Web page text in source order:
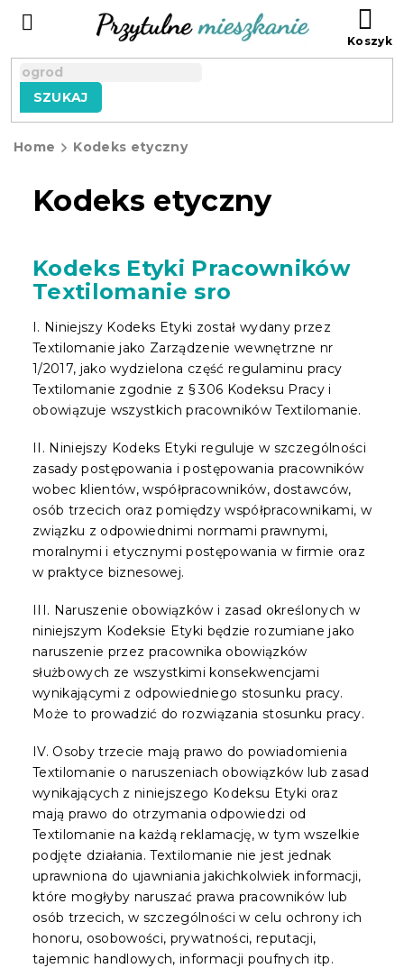
SZUKAJ
Home Kodeks etyczny
Kodeks etyczny
Kodeks Etyki Pracowników
Textilomanie sro
I. Niniejszy Kodeks Etyki został wydany przez
Textilomanie jako Zarządzenie wewnętrzne nr
1/2017, jako wydzielona część regulaminu pracy
Textilomanie zgodnie z § 306 Kodeksu Pracy i
obowiązuje wszystkich pracowników Textilomanie.
II. Niniejszy Kodeks Etyki reguluje w szczególności
zasady postępowania i postępowania pracowników
wobec klientów, współpracowników, dostawców,
osób trzecich oraz pomiędzy współpracownikami, w
związku z odpowiednimi normami prawnymi,
moralnymi i etycznymi postępowania w firmie oraz
w praktyce biznesowej.
III. Naruszenie obowiązków i zasad określonych w
niniejszym Kodeksie Etyki będzie rozumiane jako
naruszenie przez pracownika obowiązków
służbowych ze wszystkimi konsekwencjami
wynikającymi z odpowiedniego stosunku pracy.
Może to prowadzić do rozwiązania stosunku pracy.
IV. Osoby trzecie mają prawo do powiadomienia
Textilomanie o naruszeniach obowiązków lub zasad
wynikających z niniejszego Kodeksu Etyki oraz
mają prawo do otrzymania odpowiedzi od
Textilomanie na każdą reklamację, w tym wszelkie
podjęte działania.Textilomanie nie jest jednak
uprawniona do ujawniania jakichkolwiek informacji,
które mogłyby naruszać prawa pracowników lub
osób trzecich, w szczególności w celu ochrony ich
honoru, osobowości, prywatności, reputacji,
tajemnic handlowych, informacji poufnych itp.